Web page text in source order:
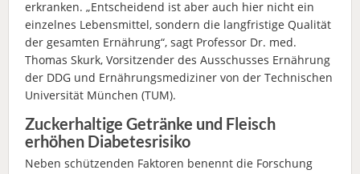
erkranken. „Entscheidend ist aber auch hier nicht ein
einzelnes Lebensmittel, sondern die langfristige Qualität
der gesamten Ernährung“, sagt Professor Dr. med.
Thomas Skurk, Vorsitzender des Ausschusses Ernährung
der DDG und Ernährungsmediziner von der Technischen
Universität München (TUM).
Zuckerhaltige Getränke und Fleisch
erhöhen Diabetesrisiko
Neben schützenden Faktoren benennt die Forschung